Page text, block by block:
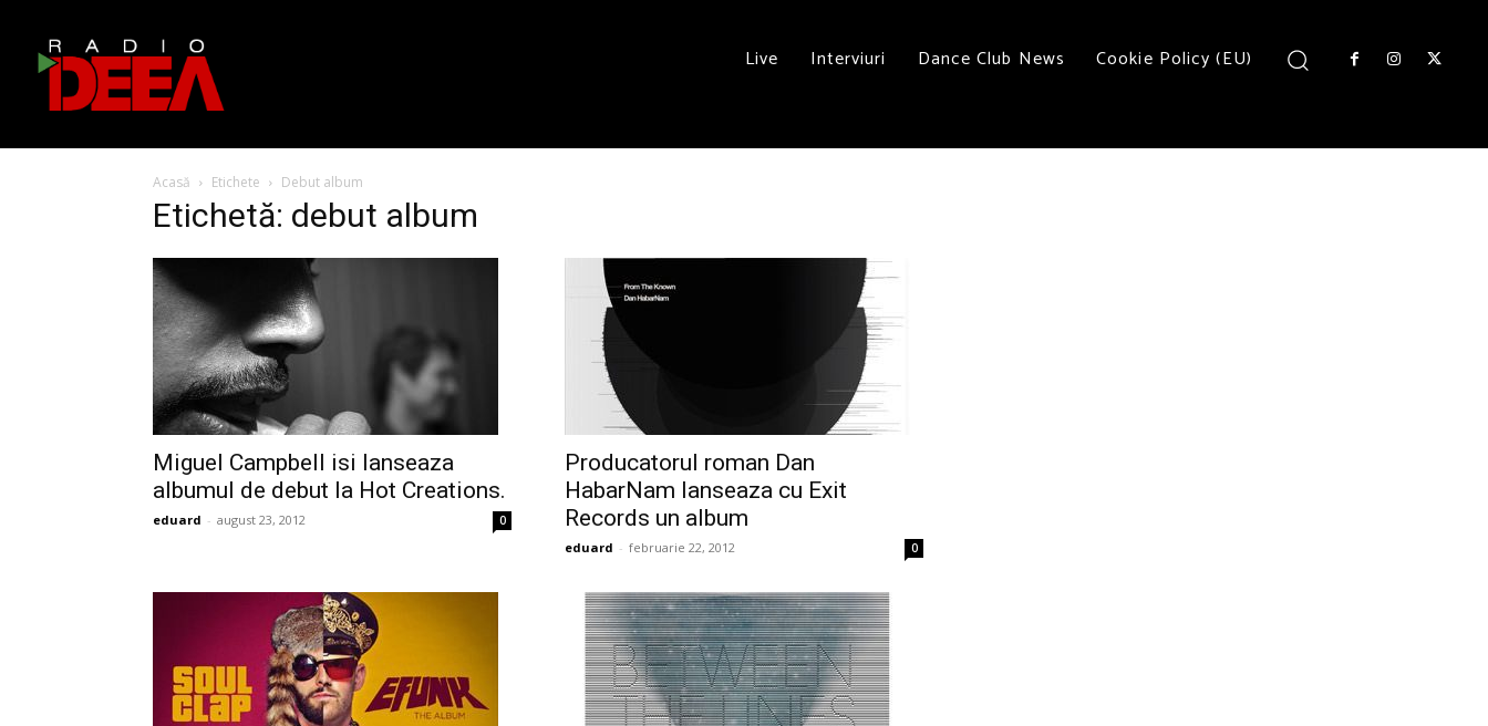
Live Interviuri Dance Club News Cookie Policy (EU)
Acasă Etichete Debut album
Etichetă: debut album
Miguel Campbell isi lanseaza
albumul de debut la Hot Creations.
eduard - august 23, 2012 0
Producatorul roman Dan
HabarNam lanseaza cu Exit
Records un album
eduard - februarie 22, 2012 0